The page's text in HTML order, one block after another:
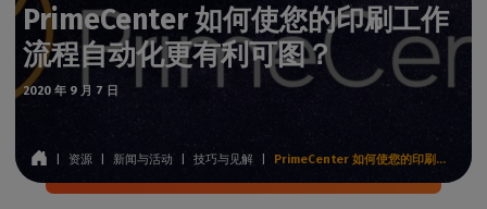
PrimeCenter 如何使您的印刷工作
流程自动化更有利可图？
2020 年 9 月 7 日
资源 新闻与活动 技巧与见解 PrimeCenter 如何使您的印刷工作流程自动化更有利可图？